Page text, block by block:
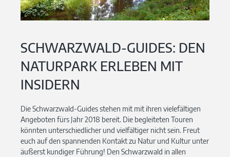
SCHWARZWALD-GUIDES: DEN
NATURPARK ERLEBEN MIT
INSIDERN
Die Schwarzwald-Guides stehen mit mit ihren vielefältigen
Angeboten fürs Jahr 2018 bereit. Die begleiteten Touren
könnten unterschiedlicher und vielfältiger nicht sein. Freut
euch auf den spannenden Kontakt zu Natur und Kultur unter
äußerst kundiger Führung! Den Schwarzwald in allen